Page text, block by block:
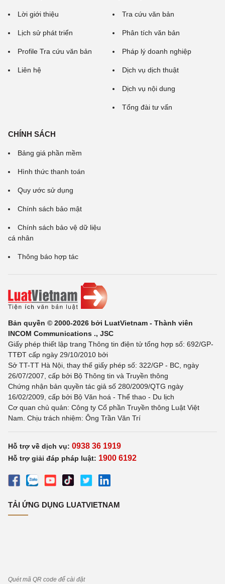
Lời giới thiệu
Lịch sử phát triển
Profile Tra cứu văn bản
Liên hệ
Tra cứu văn bản
Phân tích văn bản
Pháp lý doanh nghiệp
Dịch vụ dịch thuật
Dịch vụ nội dung
Tổng đài tư vấn
CHÍNH SÁCH
Bảng giá phần mềm
Hình thức thanh toán
Quy ước sử dụng
Chính sách bảo mật
Chính sách bảo vệ dữ liệu
cá nhân
Thông báo hợp tác
Bản quyền © 2000-2026 bởi LuatVietnam - Thành viên
INCOM Communications ., JSC
Giấy phép thiết lập trang Thông tin điện tử tổng hợp số: 692/GP-
TTĐT cấp ngày 29/10/2010 bởi
Sở TT-TT Hà Nội, thay thế giấy phép số: 322/GP - BC, ngày
26/07/2007, cấp bởi Bộ Thông tin và Truyền thông
Chứng nhận bản quyền tác giả số 280/2009/QTG ngày
16/02/2009, cấp bởi Bộ Văn hoá - Thể thao - Du lịch
Cơ quan chủ quản: Công ty Cổ phần Truyền thông Luật Việt
Nam. Chịu trách nhiệm: Ông Trần Văn Trí
Hỗ trợ về dịch vụ: 0938 36 1919
Hỗ trợ giải đáp pháp luật: 1900 6192
TẢI ỨNG DỤNG LUATVIETNAM
Quét mã QR code để cài đặt